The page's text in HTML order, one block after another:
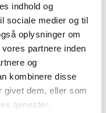
indhold og
sociale medier og til
oplysninger om
partnere inden
og
kombinere disse
givet dem, eller som
tjenester.
af